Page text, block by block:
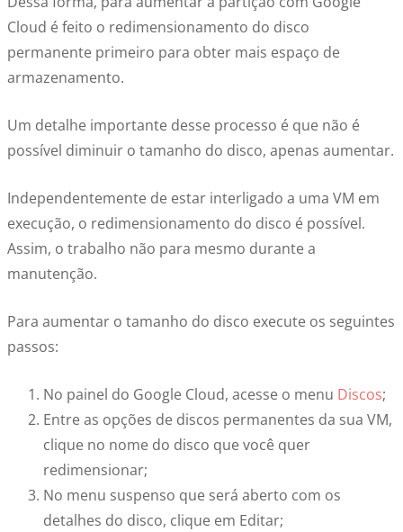
Cloud é feito o redimensionamento do disco
permanente primeiro para obter mais espaço de
armazenamento.
Um detalhe importante desse processo é que não é
possível diminuir o tamanho do disco, apenas aumentar.
Independentemente de estar interligado a uma VM em
execução, o redimensionamento do disco é possível.
Assim, o trabalho não para mesmo durante a
manutenção.
Para aumentar o tamanho do disco execute os seguintes
passos:
No painel do Google Cloud, acesse o menu Discos;
Entre as opções de discos permanentes da sua VM,
clique no nome do disco que você quer
redimensionar;
No menu suspenso que será aberto com os
detalhes do disco, clique em Editar;